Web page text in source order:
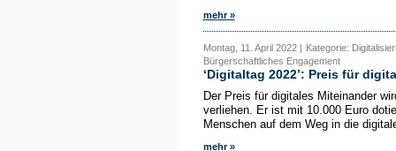
mehr »
Montag, 11. April 2022 | Kategorie:
Bürgerschaftliches Engagement
‘Digitaltag 2022’: Preis für
Der Preis für digitales Miteinander
verliehen. Er ist mit 10.000 Euro
Menschen auf dem Weg in die
mehr »